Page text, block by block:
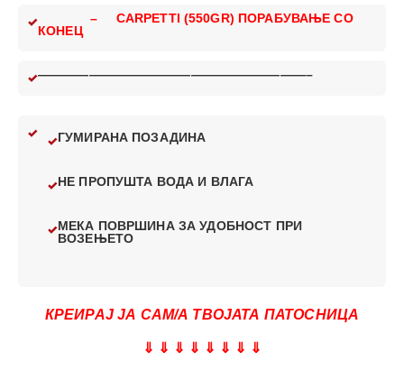
– CARPETTI (550GR) ПОРАБУВАЊЕ СО
КОНЕЦ
—————————————————————–
ГУМИРАНА ПОЗАДИНА
НЕ ПРОПУШТА ВОДА И ВЛАГА
МЕКА ПОВРШИНА ЗА УДОБНОСТ ПРИ
ВОЗЕЊЕТО
КРЕИРАЈ ЈА САМ/А ТВОЈАТА ПАТОСНИЦА
⇓ ⇓ ⇓ ⇓ ⇓ ⇓ ⇓ ⇓